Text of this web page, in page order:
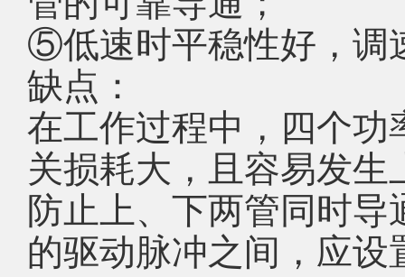
⑤低速时平稳性好，调
缺点：
在工作过程中，四个
关损耗大，且容易发
防止上、下两管同时
的驱动脉冲之间，应设